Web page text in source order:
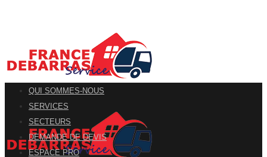
QUI SOMMES-NOUS
SERVICES
SECTEURS
DEMANDE DE DEVIS
ESPACE PRO